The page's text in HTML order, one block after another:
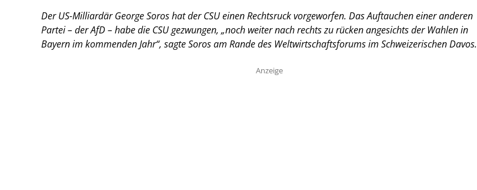
Der US-Milliardär George Soros hat der CSU einen Rechtsruck vorgeworfen. Das Auftauchen einer anderen
Partei – der AfD – habe die CSU gezwungen, „noch weiter nach rechts zu rücken angesichts der Wahlen in
Bayern im kommenden Jahr“, sagte Soros am Rande des Weltwirtschaftsforums im Schweizerischen Davos.
Anzeige